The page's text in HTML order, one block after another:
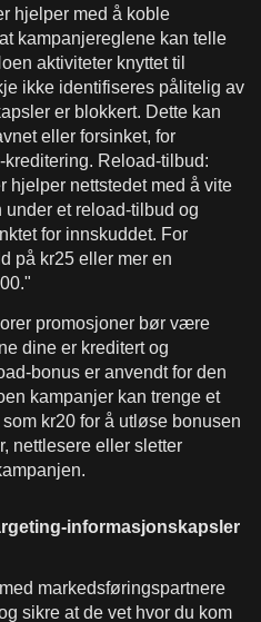
hjelper med å koble
kampanjereglene kan telle
aktiviteter knyttet til
ikke identifiseres pålitelig av
er blokkert. Dette kan
eller forsinket, for
Reload-tilbud:
hjelper nettstedet med å vite
et reload-tilbud og
for innskuddet. For
på kr25 eller mer en
promosjoner bør være
dine er kreditert og
bonus er anvendt for den
kampanjer kan trenge et
kr20 for å utløse bonusen
nettlesere eller sletter
informasjonskapsler
markedsføringspartnere
sikre at de vet hvor du kom